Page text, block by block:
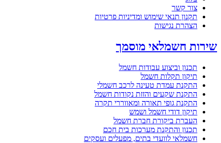
צור קשר
תקנון תנאי שימוש ומדיניות פרטיות
הצהרת נגישות
שירות חשמלאי מוסמך
תכנון וביצוע עבודות חשמל
תיקון תקלות חשמל
התקנת עמדת טעינה לרכב חשמלי
התקנת שקעים והזזת נקודות חשמל
התקנת גופי תאורה ומאווררי תקרה
תיקון דודי חשמל ושמש
העברת ביקורת חברת חשמל
תכנון והתקנת מערכות בית חכם
חשמלאי לוועדי בתים, מפעלים ועסקים